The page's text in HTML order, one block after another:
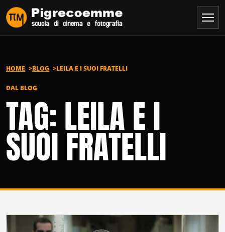
Vai al contenuto
HOME BLOG LEILA E I SUOI FRATELLI
DAL BLOG
TAG: LEILA E I
SUOI FRATELLI